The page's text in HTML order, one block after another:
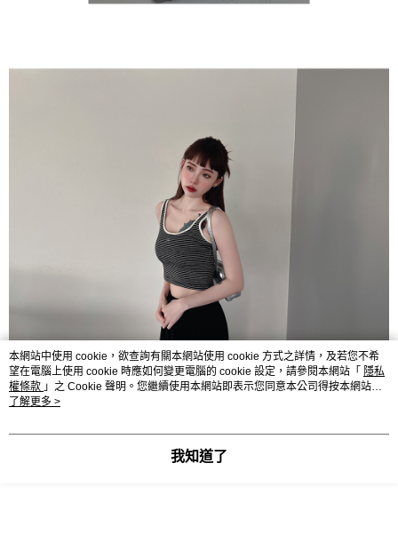
本網站中使用 cookie，欲查詢有關本網站使用 cookie 方式之詳情，及若您不希
望在電腦上使用 cookie 時應如何變更電腦的 cookie 設定，請參閱本網站「 隱私
權條款 」之 Cookie 聲明。您繼續使用本網站即表示您同意本公司得按本網站使
用條款之 Cookie 聲明使用 cookie。
了解更多 >
我知道了